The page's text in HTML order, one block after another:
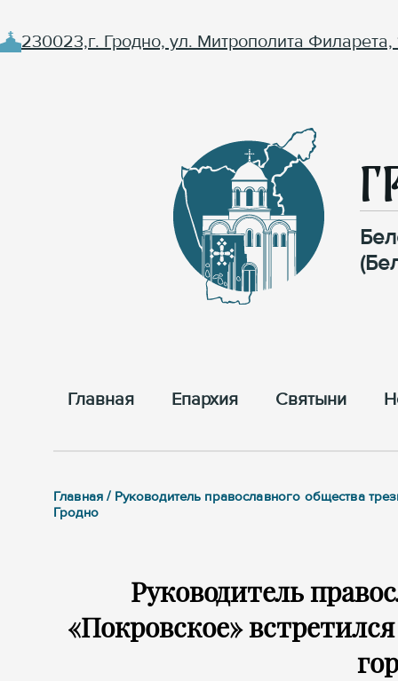
230023,г. Гродно, ул. Митрополита Филарета,
Главная Епархия Cвятыни
Главная / Руководитель православного общества
Гродно
Руководитель
«Покровское»